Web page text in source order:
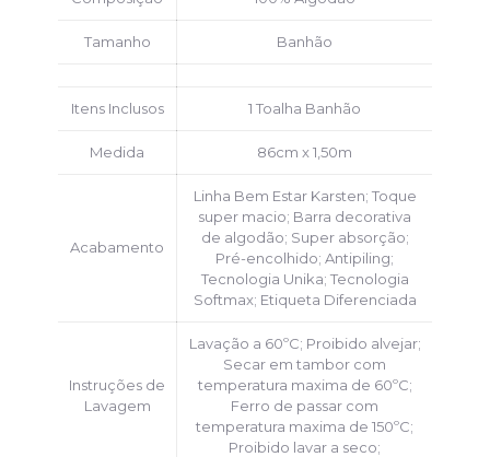
Tamanho Banhão
Itens Inclusos 1 Toalha Banhão
Medida 86cm x 1,50m
Acabamento
Linha Bem Estar Karsten; Toque
super macio; Barra decorativa
de algodão; Super absorção;
Pré-encolhido; Antipiling;
Tecnologia Unika; Tecnologia
Softmax; Etiqueta Diferenciada
Instruções de
Lavagem
Lavação a 60ºC; Proibido alvejar;
Secar em tambor com
temperatura maxima de 60ºC;
Ferro de passar com
temperatura maxima de 150ºC;
Proibido lavar a seco;